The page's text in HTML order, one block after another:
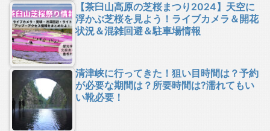
【茶臼山高原の芝桜まつり2024】天空に
浮かぶ芝桜を見よう！ライブカメラ＆開花
状況＆混雑回避＆駐車場情報
清津峡に行ってきた！狙い目時間は？予約
が必要な期間は？所要時間は?濡れてもい
い靴必要！